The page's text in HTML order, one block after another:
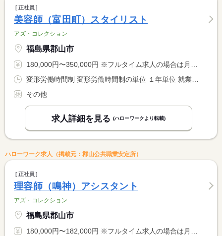
正社員
美容師（富田町）スタイリスト
アズ・コレクション
福島県郡山市
180,000円〜350,000円 ※フルタイム求人の場合は月額（換算額）、パート求人の場合は時間額を表示しています。
変形労働時間制 変形労働時間制の単位 １年単位 就業時間１ 9時30分〜19時30分 就業時間に関する特記事項 月平均労働時間１７２．９ｈ
その他
求人詳細を見る (ハローワークより転載)
ハローワーク求人（掲載元：郡山公共職業安定所）
正社員
理容師（鳴神）アシスタント
アズ・コレクション
福島県郡山市
180,000円〜182,000円 ※フルタイム求人の場合は月額（換算額）、パート求人の場合は時間額を表示しています。